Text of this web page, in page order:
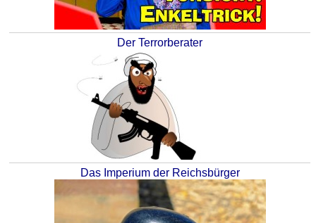
Der Terrorberater
Das Imperium der Reichsbürger